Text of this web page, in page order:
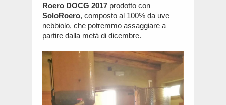
Roero DOCG 2017 prodotto con
SoloRoero, composto al 100% da uve
nebbiolo, che potremmo assaggiare a
partire dalla metà di dicembre.